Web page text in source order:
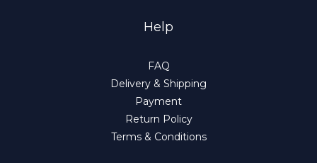
Help
FAQ
Delivery & Shipping
Payment
Return Policy
Terms & Conditions